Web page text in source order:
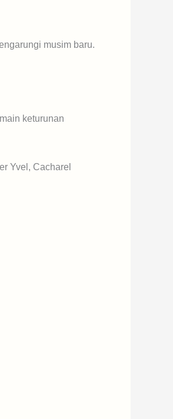
musim baru.
keturunan
Yvel, Cacharel